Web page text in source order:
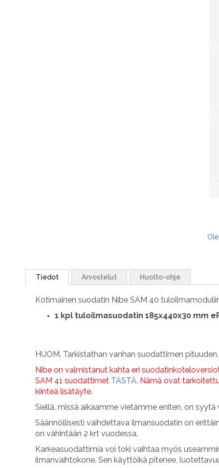
Tiedot
Kotimainen suodatin Nibe SAM 40
1 kpl tuloilmasuodatin 185x440x30 mm
HUOM. Tarkistathan vanhan suodattimen pituuden.
Nibe on valmistanut kahta eri
SAM 41 suodattimet TÄSTÄ. Nämä ovat
kiinteä lisätäyte.
Siellä, missä aikaamme vietämme eniten, on
Säännöllisesti vaihdettava ilmansuodatin on
on vähintään 2 krt vuodessa.
Karkeasuodattimia voi toki vaihtaa myös
ilmanvaihtokone. Sen käyttöikä pitenee,
Arvostelut Huolto-ohje